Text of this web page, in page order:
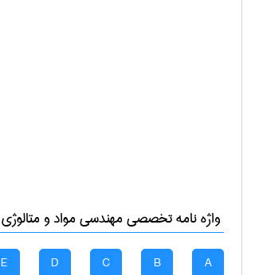
واژه نامه تخصصیمهندسی مواد و متالوژی
A
B
C
D
E